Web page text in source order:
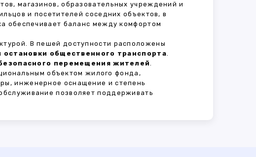
магазинов, образовательных учреждений и
и посетителей соседних объектов, в
обеспечивает баланс между комфортом
В пешей доступности расположены
общественного транспорта.
перемещения жителей.
объектом жилого фонда,
инженерное оснащение и степень
позволяет поддерживать